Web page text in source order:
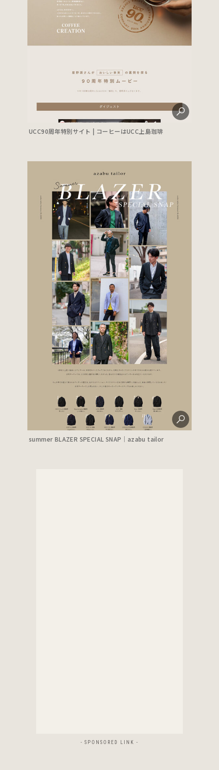
UCC90周年特別サイト | コーヒーはUCC上島珈琲
summer BLAZER SPECIAL SNAP｜azabu tailor
- SPONSORED LINK -